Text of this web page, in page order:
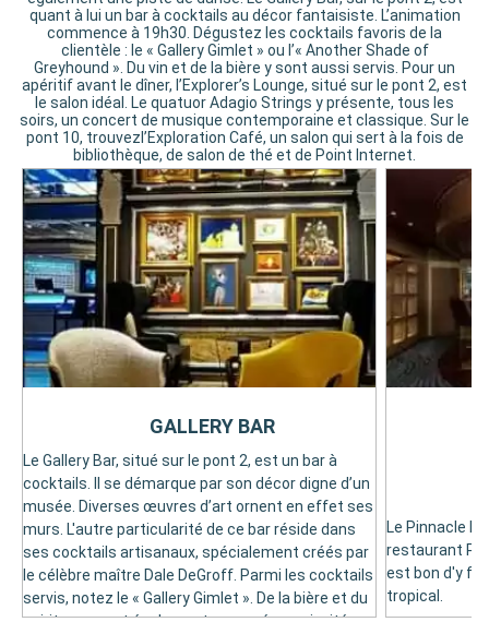
quant à lui un bar à cocktails au décor fantaisiste. L’animation
commence à 19h30. Dégustez les cocktails favoris de la
clientèle : le « Gallery Gimlet » ou l’« Another Shade of
Greyhound ». Du vin et de la bière y sont aussi servis. Pour un
apéritif avant le dîner, l’Explorer’s Lounge, situé sur le pont 2, est
le salon idéal. Le quatuor Adagio Strings y présente, tous les
soirs, un concert de musique contemporaine et classique. Sur le
pont 10, trouvezl’Exploration Café, un salon qui sert à la fois de
bibliothèque, de salon de thé et de Point Internet.
Le Gallery Bar, situé sur le pont 2, est un bar à
cocktails. Il se démarque par son décor digne d’un
musée. Diverses œuvres d’art ornent en effet ses
murs. L'autre particularité de ce bar réside dans
ses cocktails artisanaux, spécialement créés par
le célèbre maître Dale DeGroff. Parmi les cocktails
servis, notez le « Gallery Gimlet ». De la bière et du
spiritueux sont également proposés aux invités.
GALLERY BAR
Le Pinnacle
restaurant
est bon d'y
tropical.